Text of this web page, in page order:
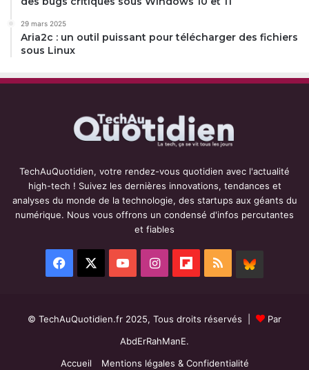
29 mars 2025
Aria2c : un outil puissant pour télécharger des fichiers
sous Linux
TechAuQuotidien, votre rendez-vous quotidien avec l'actualité
high-tech ! Suivez les dernières innovations, tendances et
analyses du monde de la technologie, des startups aux géants du
numérique. Nous vous offrons un condensé d'infos percutantes
et fiables
Facebook YouTubeInstagramFlipboard
RSS
© TechAuQuotidien.fr 2025, Tous droits réservés |
Par
AbdErRahManE.
Accueil
Mentions légales & Confidentialité